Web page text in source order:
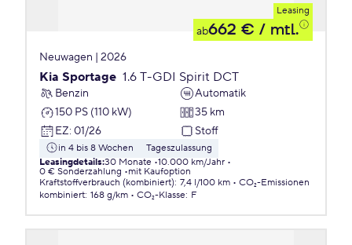
Leasing
ab662 € / mtl.
Neuwagen | 2026
Kia Sportage 1.6 T-GDI Spirit DCT
Benzin
Automatik
150 PS (110 kW)
35 km
EZ: 01/26 Stoff
in 4 bis 8 Wochen
Tageszulassung
Leasingdetails:30 Monate 10.000 km/Jahr
0 € Sonderzahlung
mit Kaufoption
Kraftstoffverbrauch (kombiniert): 7,4 l/100 km
CO₂-Emissionen
kombiniert: 168 g/km CO₂-Klasse: F